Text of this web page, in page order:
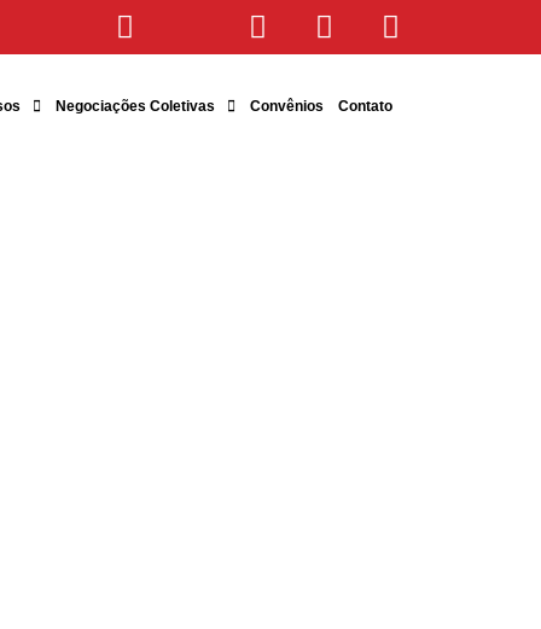
Negociações Coletivas Convênios Contato